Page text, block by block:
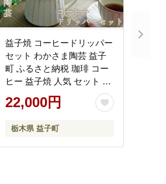
益子焼 コーヒードリッパー
セット わかさま陶芸 益子
町 ふるさと納税 珈琲 コー
ヒー 益子焼 人気 セット 電
子レンジ可 食洗器可 手づ
くり(BJ003)
22,000円
栃木県 益子町